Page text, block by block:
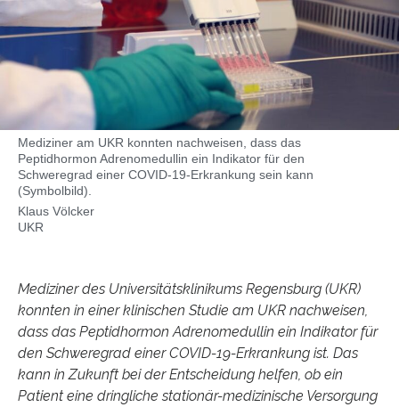
Mediziner am UKR konnten nachweisen, dass das
Peptidhormon Adrenomedullin ein Indikator für den
Schweregrad einer COVID-19-Erkrankung sein kann
(Symbolbild).
Klaus Völcker
UKR
Mediziner des Universitätsklinikums Regensburg (UKR)
konnten in einer klinischen Studie am UKR nachweisen,
dass das Peptidhormon Adrenomedullin ein Indikator für
den Schweregrad einer COVID-19-Erkrankung ist. Das
kann in Zukunft bei der Entscheidung helfen, ob ein
Patient eine dringliche stationär-medizinische Versorgung